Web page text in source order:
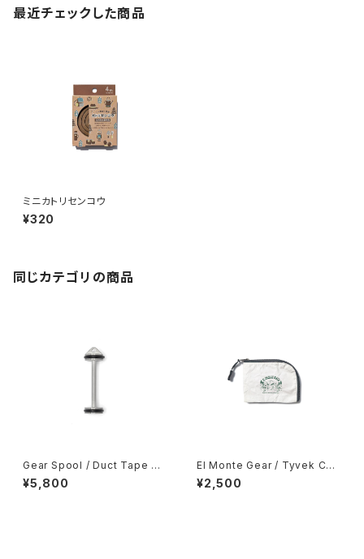
最近チェックした商品
ミニカトリセンコウ
¥320
同じカテゴリの商品
Gear Spool / Duct Tape Sp
ool
¥5,800
El Monte Gear / Tyvek Coi
n Case
¥2,500